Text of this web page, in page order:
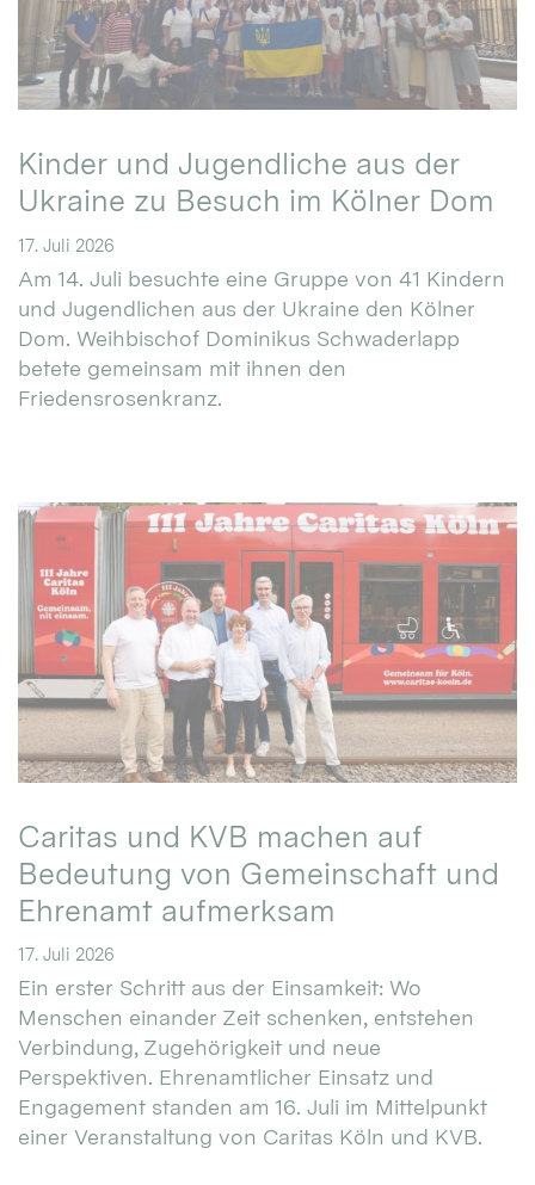
Kinder und Jugendliche aus der
Ukraine zu Besuch im Kölner Dom
17. Juli 2026
Am 14. Juli besuchte eine Gruppe von 41 Kindern
und Jugendlichen aus der Ukraine den Kölner
Dom. Weihbischof Dominikus Schwaderlapp
betete gemeinsam mit ihnen den
Friedensrosenkranz.
Caritas und KVB machen auf
Bedeutung von Gemeinschaft und
Ehrenamt aufmerksam
17. Juli 2026
Ein erster Schritt aus der Einsamkeit: Wo
Menschen einander Zeit schenken, entstehen
Verbindung, Zugehörigkeit und neue
Perspektiven. Ehrenamtlicher Einsatz und
Engagement standen am 16. Juli im Mittelpunkt
einer Veranstaltung von Caritas Köln und KVB.